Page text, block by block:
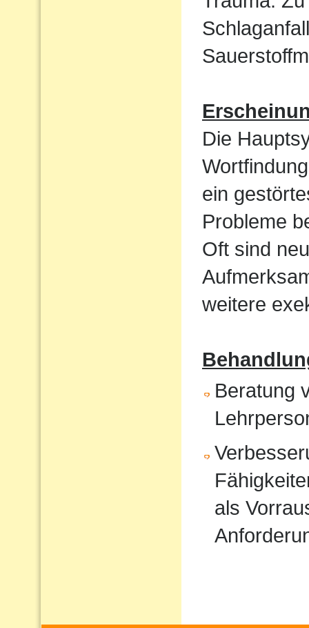
Die
ein
Probleme
Oft sind
weitere
Beratung
als